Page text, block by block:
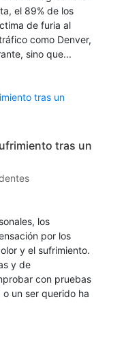
el 89% de los
de furia al
como Denver,
sino que...
tras un
los
por los
y el sufrimiento.
y de
con pruebas
un ser querido ha